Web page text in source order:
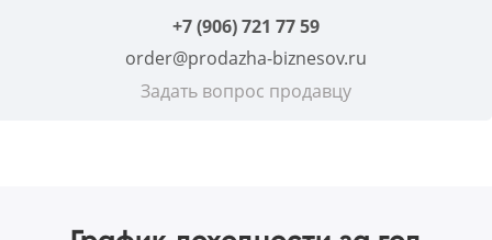
+7 (906) 721 77 59
order@prodazha-biznesov.ru
Задать вопрос продавцу